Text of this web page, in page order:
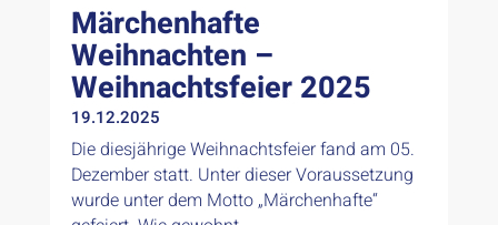
Märchenhafte
Weihnachten –
Weihnachtsfeier 2025
19.12.2025
Die diesjährige Weihnachtsfeier fand am 05.
Dezember statt. Unter dieser Voraussetzung
wurde unter dem Motto „Märchenhafte“